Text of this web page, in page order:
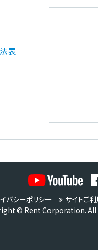
表
バシーポリシー
サイトご
© Rent Corporation. All